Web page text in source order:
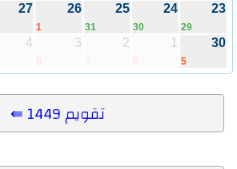
23
29
24
30
25
31
26
1
27
30
5
1
6
2
7
3
8
4
⇚ تقويم 1449